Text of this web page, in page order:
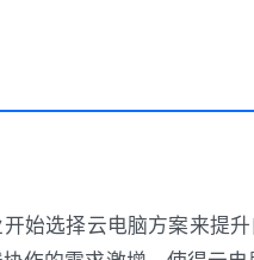
始选择云电脑方案来提